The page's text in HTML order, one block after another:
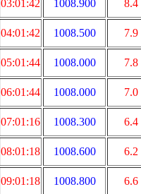
03:01:42 1008.900 8.4
04:01:42 1008.500 7.9
05:01:44 1008.000 7.8
06:01:44 1008.000 7.0
07:01:16 1008.300 6.4
08:01:18 1008.600 6.2
09:01:18 1008.800 6.6